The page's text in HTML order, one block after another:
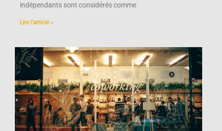
indépendants sont considérés comme
Lire l'article »